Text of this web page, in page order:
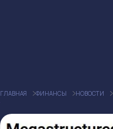
ГЛАВНАЯ ФИНАНСЫ НОВОСТИ